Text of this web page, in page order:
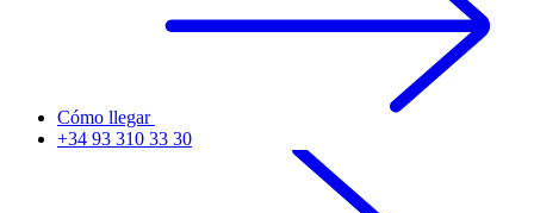
Cómo llegar
+34 93 310 33 30